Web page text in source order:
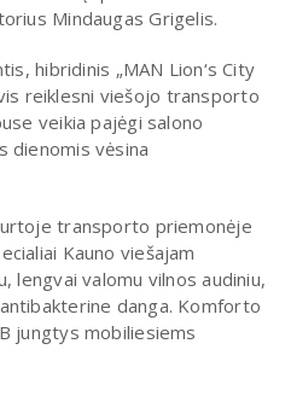
Mindaugas Grigelis.
hibridinis „MAN Lion‘s City
reiklesni viešojo transporto
veikia pajėgi salono
dienomis vėsina
transporto priemonėje
Kauno viešajam
lengvai valomu vilnos audiniu,
danga. Komforto
jungtys mobiliesiems